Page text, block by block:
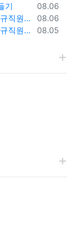
등록일
08.06
기
등록일
08.06
2026년 영암군장애인종합복지관 신규직원(팀원) 채용 재공고
등록일
08.05
2026년 영암군장애인종합복지관 신규직원(팀원) 채용 재공고 결과